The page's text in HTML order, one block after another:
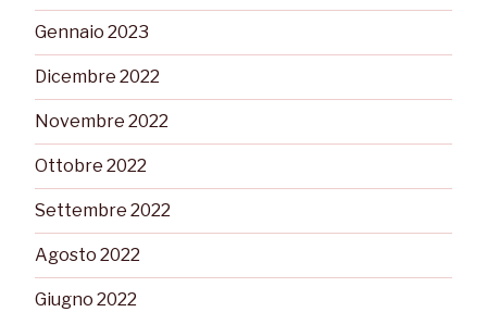
Gennaio 2023
Dicembre 2022
Novembre 2022
Ottobre 2022
Settembre 2022
Agosto 2022
Giugno 2022